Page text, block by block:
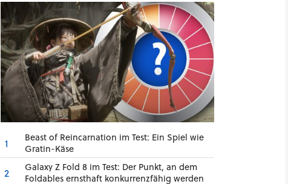
1
Beast of Reincarnation im Test: Ein Spiel wie
Gratin-Käse
2
Galaxy Z Fold 8 im Test: Der Punkt, an dem
Foldables ernsthaft konkurrenzfähig werden